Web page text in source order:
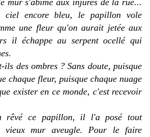
s'abîme aux injures de la rue...
ciel encore bleu, le papillon vole
une fleur qu'on aurait jetée aux
il échappe au serpent ocellé qui
des ombres ? Sans doute, puisque
chaque fleur, puisque chaque nuage
exister en ce monde, c'est recevoir
ce papillon, il l'a posé tout
vieux mur aveugle. Pour le faire